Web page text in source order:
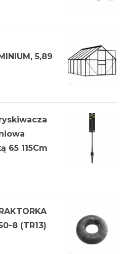
5,89
65 115Cm
8 (TR13)